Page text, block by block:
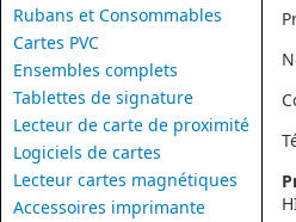
Rubans et Consommables
Cartes PVC
Ensembles complets
Tablettes de signature
Lecteur de carte de proximité
Logiciels de cartes
Lecteur cartes magnétiques
Accessoires imprimante